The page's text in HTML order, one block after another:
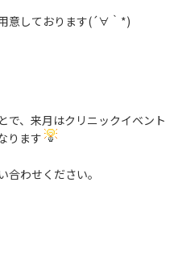
意しております(´∀｀*)
で、来月はクリニックイベント
ります
わせください。